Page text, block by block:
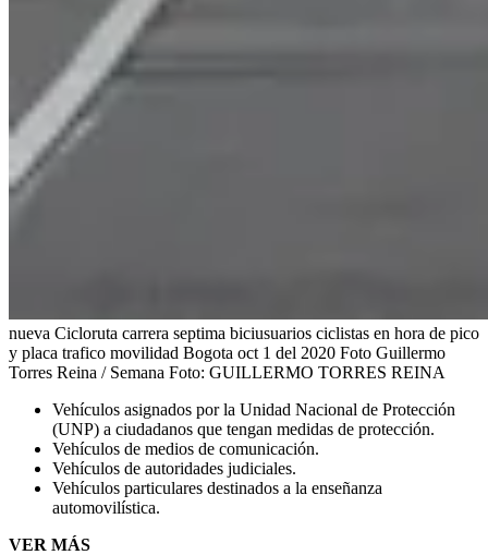
nueva Cicloruta carrera septima biciusuarios ciclistas en hora de pico
y placa trafico movilidad Bogota oct 1 del 2020 Foto Guillermo
Torres Reina / Semana Foto: GUILLERMO TORRES REINA
Vehículos asignados por la Unidad Nacional de Protección
(UNP) a ciudadanos que tengan medidas de protección.
Vehículos de medios de comunicación.
Vehículos de autoridades judiciales.
Vehículos particulares destinados a la enseñanza
automovilística.
VER MÁS